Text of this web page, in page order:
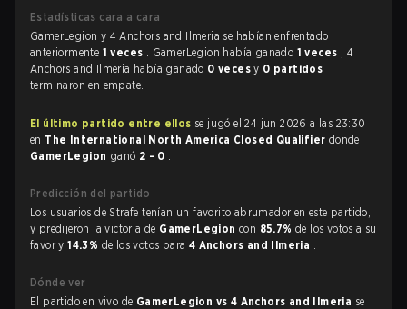
Estadísticas cara a cara
GamerLegion y 4 Anchors and Ilmeria se habían enfrentado
anteriormente 1 veces . GamerLegion había ganado 1 veces , 4
Anchors and Ilmeria había ganado 0 vecesy 0 partidos
terminaron en empate.
El último partido entre ellos se jugó el 24 jun 2026 a las 23:30
en The International North America Closed Qualifier donde
GamerLegion ganó 2 - 0 .
Predicción del partido
Los usuarios de Strafe tenían un favorito abrumador en este partido,
y predijeron la victoria de GamerLegioncon 85.7%de los votos a su
favor y14.3% de los votos para 4 Anchors and Ilmeria .
Dónde ver
El partido en vivo de GamerLegion vs 4 Anchors and Ilmeria se